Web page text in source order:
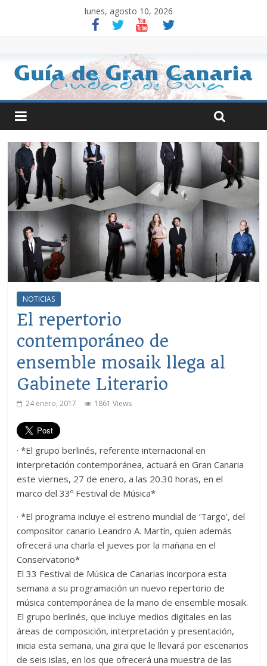
lunes, agosto 10, 2026
NOTICIAS
El repertorio
contemporáneo de
ensemble mosaik llega al
Gabinete Literario
24 enero, 2017 1861 Views
· *El grupo berlinés, referente internacional en
interpretación contemporánea, actuará en Gran Canaria
este viernes, 27 de enero, a las 20.30 horas, en el
marco del 33º Festival de Música*
· *El programa incluye el estreno mundial de ‘Targo’, del
compositor canario Leandro A. Martín, quien además
ofrecerá una charla el jueves por la mañana en el
Conservatorio*
El 33 Festival de Música de Canarias incorpora esta
semana a su programación un nuevo repertorio de
música contemporánea de la mano de ensemble mosaik.
El grupo berlinés, que incluye medios digitales en las
áreas de composición, interpretación y presentación,
inicia esta semana, una gira que le llevará por escenarios
de seis islas, en los que ofrecerá una muestra de las